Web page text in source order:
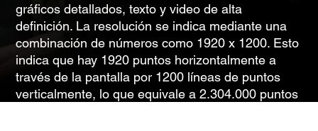
gráficos detallados, texto y video de alta
definición. La resolución se indica mediante una
combinación de números como 1920 x 1200. Esto
indica que hay 1920 puntos horizontalmente a
través de la pantalla por 1200 líneas de puntos
verticalmente, lo que equivale a 2.304.000 puntos